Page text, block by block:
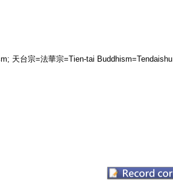
天台宗=法華宗=Tien-tai Buddhism=Tendaishu